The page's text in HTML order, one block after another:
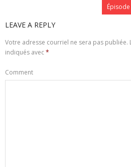
LEAVE A REPLY
Votre adresse courriel ne sera pas publiée.
indiqués avec*
Comment